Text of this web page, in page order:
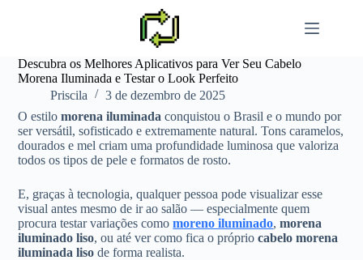
Descubra os Melhores Aplicativos para Ver Seu Cabelo
Morena Iluminada e Testar o Look Perfeito
Priscila
3 de dezembro de 2025
O estilomorena iluminada conquistou o Brasil e o mundo por
ser versátil, sofisticado e extremamente natural. Tons caramelos,
dourados e mel criam uma profundidade luminosa que valoriza
todos os tipos de pele e formatos de rosto.
E, graças à tecnologia, qualquer pessoa pode visualizar esse
visual antes mesmo de ir ao salão — especialmente quem
procura testar variações comomoreno iluminado,morena
iluminado liso, ou até ver como fica o própriocabelo morena
iluminada liso de forma realista.